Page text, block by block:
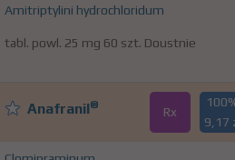
Amitriptylini hydrochloridum
tabl. powl. 25 mg 60 szt. Doustnie
Anafranil® Rx
9,17